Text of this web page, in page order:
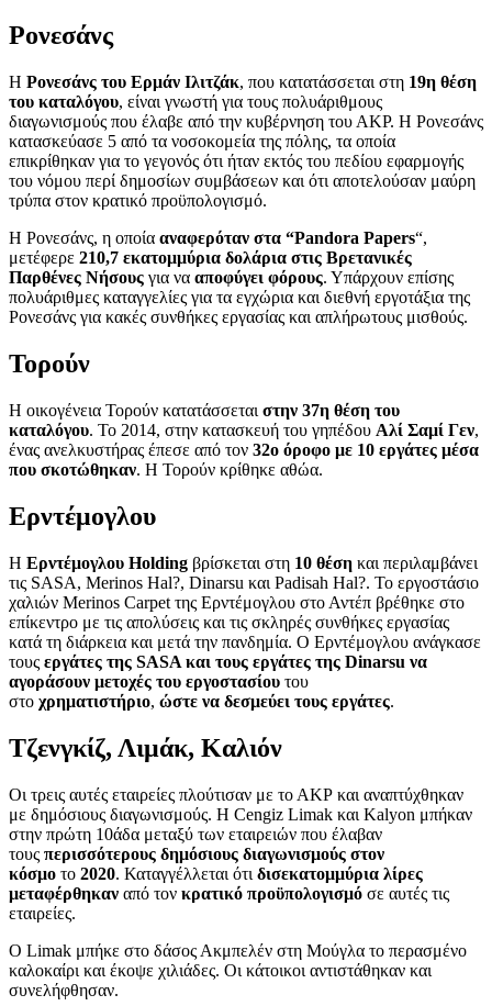
Ρονεσάνς
Η Ρονεσάνς του Ερμάν Ιλιτζάκ, που κατατάσσεται στη 19η θέση
του καταλόγου, είναι γνωστή για τους πολυάριθμους
διαγωνισμούς που έλαβε από την κυβέρνηση του ΑΚΡ. Η Ρονεσάνς
κατασκεύασε 5 από τα νοσοκομεία της πόλης, τα οποία
επικρίθηκαν για το γεγονός ότι ήταν εκτός του πεδίου εφαρμογής
του νόμου περί δημοσίων συμβάσεων και ότι αποτελούσαν μαύρη
τρύπα στον κρατικό προϋπολογισμό.
Η Ρονεσάνς, η οποία αναφερόταν στα “Pandora Papers“,
μετέφερε 210,7 εκατομμύρια δολάρια στις Βρετανικές
Παρθένες Νήσους για να αποφύγει φόρους. Υπάρχουν επίσης
πολυάριθμες καταγγελίες για τα εγχώρια και διεθνή εργοτάξια της
Ρονεσάνς για κακές συνθήκες εργασίας και απλήρωτους μισθούς.
Τορούν
Η οικογένεια Τορούν κατατάσσεται στην 37η θέση του
καταλόγου. Το 2014, στην κατασκευή του γηπέδου Αλί Σαμί Γεν,
ένας ανελκυστήρας έπεσε από τον 32ο όροφο με 10 εργάτες μέσα
που σκοτώθηκαν. Η Τορούν κρίθηκε αθώα.
Ερντέμογλου
Η Ερντέμογλου Holding βρίσκεται στη 10 θέση και περιλαμβάνει
τις SASA, Merinos Hal?, Dinarsu και Padisah Hal?. Το εργοστάσιο
χαλιών Merinos Carpet της Ερντέμογλου στο Αντέπ βρέθηκε στο
επίκεντρο με τις απολύσεις και τις σκληρές συνθήκες εργασίας
κατά τη διάρκεια και μετά την πανδημία. Ο Ερντέμογλου ανάγκασε
τους εργάτες της SASA και τους εργάτες της Dinarsu να
αγοράσουν μετοχές του εργοστασίου του
στο χρηματιστήριο, ώστε να δεσμεύει τους εργάτες.
Τζενγκίζ, Λιμάκ, Καλιόν
Οι τρεις αυτές εταιρείες πλούτισαν με το ΑΚΡ και αναπτύχθηκαν
με δημόσιους διαγωνισμούς. Η Cengiz Limak και Kalyon μπήκαν
στην πρώτη 10άδα μεταξύ των εταιρειών που έλαβαν
τους περισσότερους δημόσιους διαγωνισμούς στον
κόσμο το 2020. Καταγγέλλεται ότι δισεκατομμύρια λίρες
μεταφέρθηκαν από τον κρατικό προϋπολογισμό σε αυτές τις
εταιρείες.
Ο Limak μπήκε στο δάσος Ακμπελέν στη Μούγλα το περασμένο
καλοκαίρι και έκοψε χιλιάδες. Οι κάτοικοι αντιστάθηκαν και
συνελήφθησαν.